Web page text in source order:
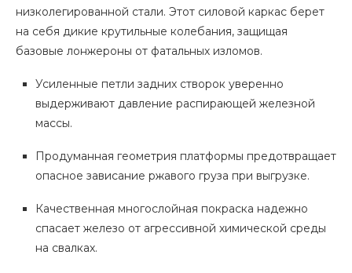
низколегированной стали. Этот силовой каркас берет
на себя дикие крутильные колебания, защищая
базовые лонжероны от фатальных изломов.
Усиленные петли задних створок уверенно
выдерживают давление распирающей железной
массы.
Продуманная геометрия платформы предотвращает
опасное зависание ржавого груза при выгрузке.
Качественная многослойная покраска надежно
спасает железо от агрессивной химической среды
на свалках.